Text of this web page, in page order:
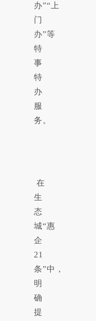
办”“上
门
办”等
特
事
特
办
服
务。
在
生
态
城“惠
企
21
条”中，
明
确
提